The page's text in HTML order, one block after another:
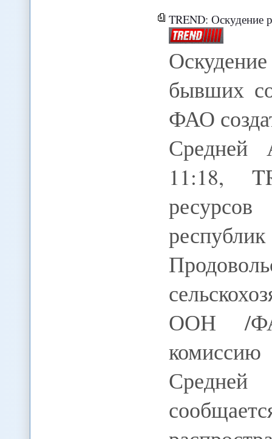
TREND: Оскудение рыбных ресурсов в
бывших
ФАО
Средней
11:18,
ООН /